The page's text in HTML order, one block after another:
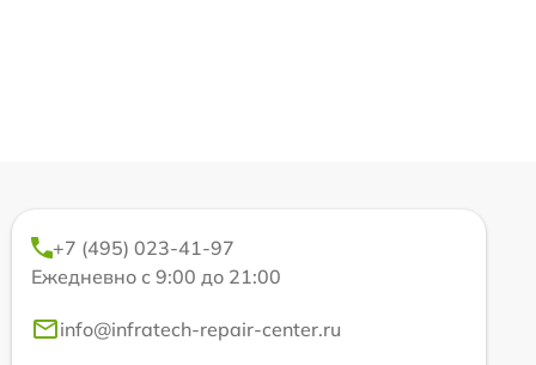
+7 (495) 023-41-97
Ежедневно с 9:00 до 21:00
info@infratech-repair-center.ru